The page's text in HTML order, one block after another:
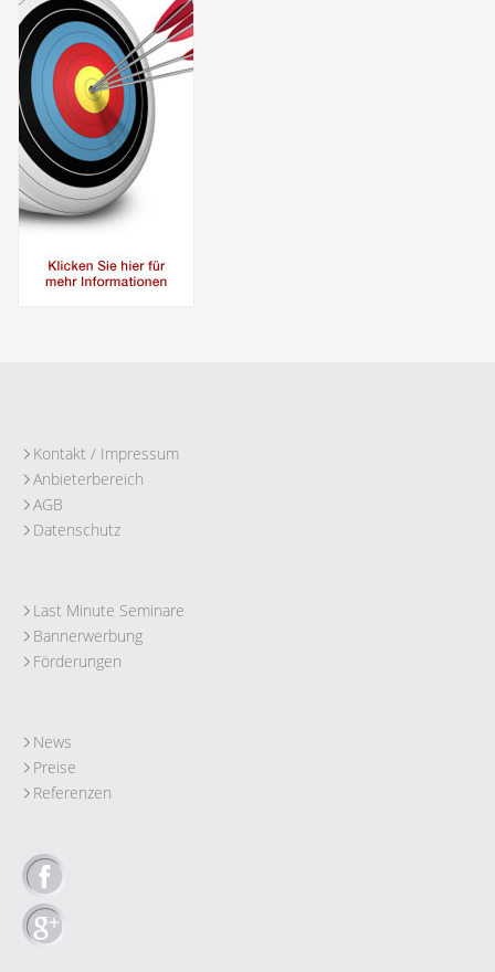
Kontakt / Impressum
Anbieterbereich
AGB
Datenschutz
Last Minute Seminare
Bannerwerbung
Förderungen
News
Preise
Referenzen